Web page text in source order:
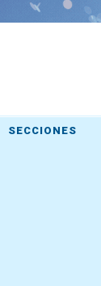
SECCIONES